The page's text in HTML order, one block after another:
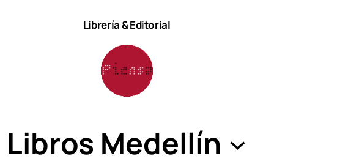
Librería & Editorial
Libros Medellín